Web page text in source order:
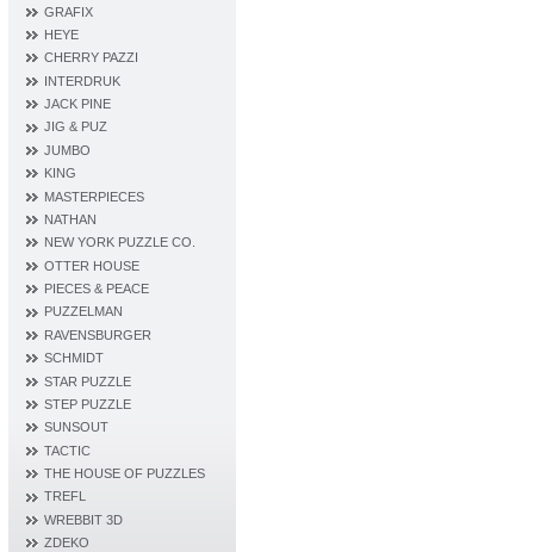
GRAFIX
HEYE
CHERRY PAZZI
INTERDRUK
JACK PINE
JIG & PUZ
JUMBO
KING
MASTERPIECES
NATHAN
NEW YORK PUZZLE CO.
OTTER HOUSE
PIECES & PEACE
PUZZELMAN
RAVENSBURGER
SCHMIDT
STAR PUZZLE
STEP PUZZLE
SUNSOUT
TACTIC
THE HOUSE OF PUZZLES
TREFL
WREBBIT 3D
ZDEKO